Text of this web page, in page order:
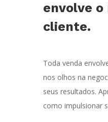
envolve o
cliente.
Toda venda
nos olhos na
seus resultados.
como impulsionar